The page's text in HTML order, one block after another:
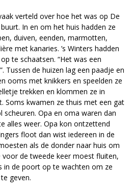
verteld over hoe het was op De
In en om het huis hadden ze
duiven, eenden, marmotten,
met kanaries. ’s Winters hadden
te schaatsen. “Het was een
Tussen de huizen lag een paadje en
ooms met knikkers en speelden ze
trekken en klommen ze in
Soms kwamen ze thuis met een gat
Opa en oma waren dan
alles weer. Opa kon ontzettend
floot dan wist iedereen in de
als de donder naar huis om
de tweede keer moest fluiten,
in de poort op te wachten om ze
geven.